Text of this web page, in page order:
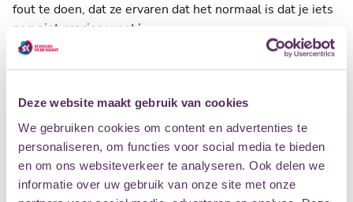
Deze website maakt gebruik van cookies
We gebruiken cookies om content en advertenties te
personaliseren, om functies voor social media te bieden
en om ons websiteverkeer te analyseren. Ook delen we
informatie over uw gebruik van onze site met onze
fout te doen, dat ze ervaren dat het normaal is dat je iets
nog niet precies weet.’
De les
lopende projecten. Aan het begin van de les probeer ik de
fotografie: verzamel kleuren – dan is iedereen meteen
bezig met ontdekken. Daarna gaan we kijken wat we met
die beelden kunnen doen, ik geef wat theorie en laat ze
nadenken over wat ze willen vertellen: waarom doe ik